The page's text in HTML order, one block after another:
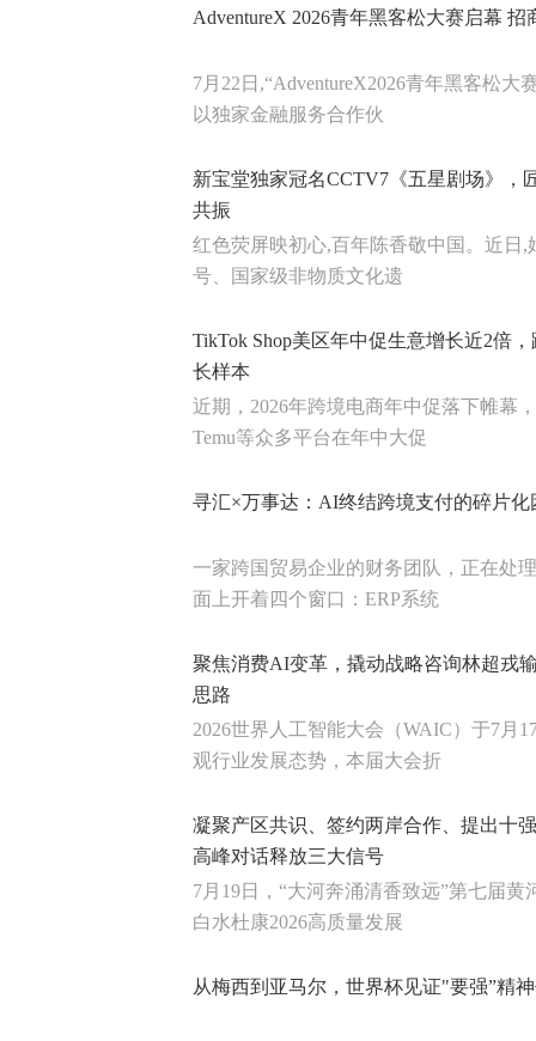
AdventureX 2026青年黑客松大赛启幕
7月22日,“AdventureX2026青年黑客松大
以独家金融服务合作伙
新宝堂独家冠名CCTV7《五星剧场》，
共振
红色荧屏映初心,百年陈香敬中国。近日,
号、国家级非物质文化遗
TikTok Shop美区年中促生意增长近2倍
长样本
近期，2026年跨境电商年中促落下帷幕
Temu等众多平台在年中大促
寻汇×万事达：AI终结跨境支付的碎片化
一家跨国贸易企业的财务团队，正在处
面上开着四个窗口：ERP系统
聚焦消费AI变革，撬动战略咨询林超戎
思路
2026世界人工智能大会（WAIC）于7月
观行业发展态势，本届大会折
凝聚产区共识、签约两岸合作、提出十
高峰对话释放三大信号
7月19日，“大河奔涌清香致远”第七届
白水杜康2026高质量发展
从梅西到亚马尔，世界杯见证"要强”精